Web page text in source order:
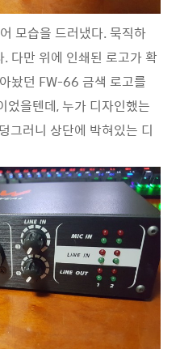
모습을 드러냈다. 묵직하
다만 위에 인쇄된 로고가 확
놨던 FW-66 금색 로고를
었을텐데, 누가 디자인했는
그러니 상단에 박혀있는 디